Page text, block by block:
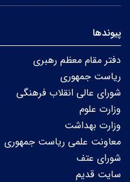
پیوندها
دفتر مقام معظم رهبری
ریاست جمهوری
شورای عالی انقلاب فرهنگی
وزارت علوم
وزارت بهداشت
معاونت علمی ریاست جمهوری
شورای عتف
سایت قدیم